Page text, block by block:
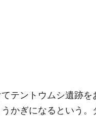
テントウムシ遺跡を
かぎになるという